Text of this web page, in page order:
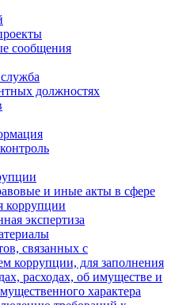
сообщения
должностях
и иные акты в сфере
коррупции
экспертиза
связанных с
коррупции, для заполнения
расходах, об имуществе и
характера